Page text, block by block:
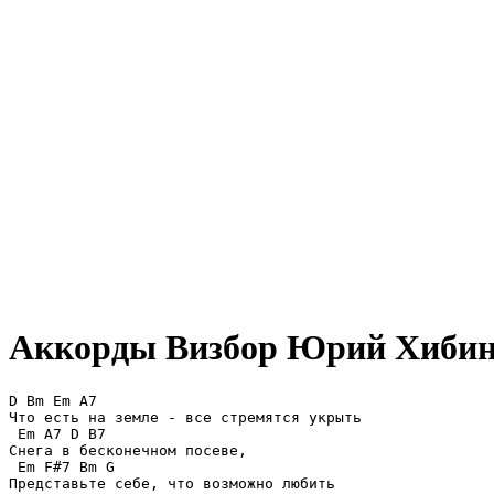
Аккорды Визбор Юрий
D Bm Em A7
Что есть на земле - все стремятся укрыть
Em A7 D B7
Снега в бесконечном посеве,
Em F#7 Bm G
Представьте себе, что возможно любить